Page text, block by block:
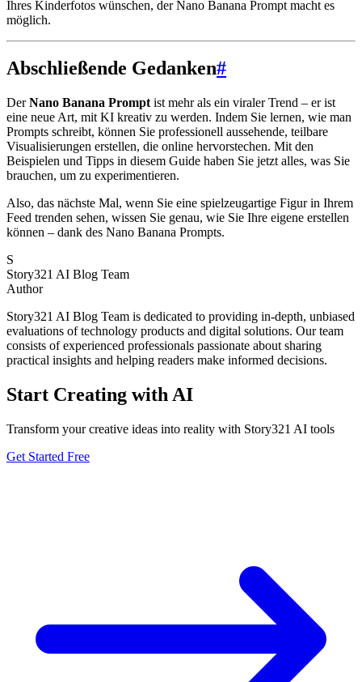
Ihres Kinderfotos wünschen, der Nano Banana Prompt macht es
möglich.
Abschließende Gedanken#
DerNano Banana Prompt ist mehr als ein viraler Trend – er ist
eine neue Art, mit KI kreativ zu werden. Indem Sie lernen, wie man
Prompts schreibt, können Sie professionell aussehende, teilbare
Visualisierungen erstellen, die online hervorstechen. Mit den
Beispielen und Tipps in diesem Guide haben Sie jetzt alles, was Sie
brauchen, um zu experimentieren.
Also, das nächste Mal, wenn Sie eine spielzeugartige Figur in Ihrem
Feed trenden sehen, wissen Sie genau, wie Sie Ihre eigene erstellen
können – dank des Nano Banana Prompts.
S
Story321 AI Blog Team
Author
Story321 AI Blog Team is dedicated to providing in-depth, unbiased
evaluations of technology products and digital solutions. Our team
consists of experienced professionals passionate about sharing
practical insights and helping readers make informed decisions.
Start Creating with AI
Transform your creative ideas into reality with Story321 AI tools
Get Started Free